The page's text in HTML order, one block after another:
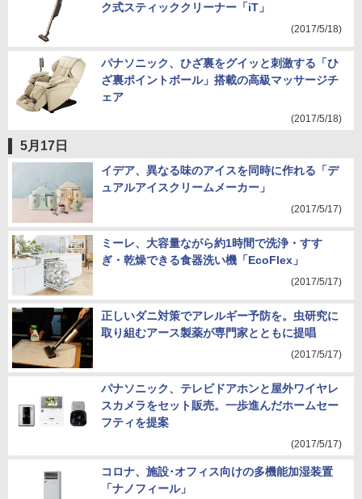
ク式スティッククリーナー「iT」
(2017/5/18)
パナソニック、ひざ裏をグイッと刺激する「ひ
ざ裏ポイントボール」搭載の高級マッサージチ
ェア
(2017/5/18)
5月17日
イデア、異なる味のアイスを同時に作れる「デ
ュアルアイスクリームメーカー」
(2017/5/17)
ミーレ、大容量ながら約1時間で洗浄・すす
ぎ・乾燥できる食器洗い機「EcoFlex」
(2017/5/17)
正しいダニ対策でアレルギー予防を。虫研究に
取り組むアース製薬が専門家とともに提唱
(2017/5/17)
パナソニック、テレビドアホンと屋外ワイヤレ
スカメラをセット販売。一歩進んだホームセー
フティを提案
(2017/5/17)
コロナ、施設･オフィス向けの多機能加湿装置
「ナノフィール」